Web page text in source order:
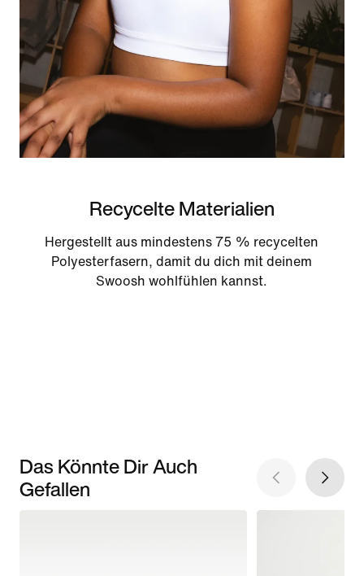
Recycelte Materialien
Hergestellt aus mindestens 75 % recycelten
Polyesterfasern, damit du dich mit deinem
Swoosh wohlfühlen kannst.
Das Könnte Dir Auch
Gefallen